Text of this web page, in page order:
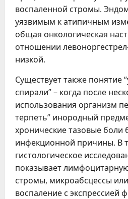
воспаленной стромы.
уязвимым к атипичным
общая онкологическая
отношении
низкой.
Существует также понятие
спирали” – когда после
использования организм
терпеть” инородный
хронические тазовые боли
инфекционной причины. В
гистологическое
показывает
стромы, микроабсцессы
воспаление с экспрессией